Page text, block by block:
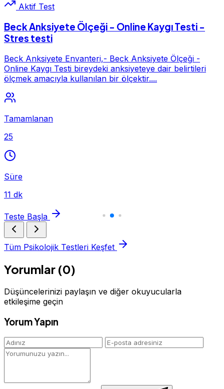
Aktif Test
Beck Anksiyete Ölçeği - Online Kaygı Testi -
Stres testi
Beck Anksiyete Envanteri,- Beck Anksiyete Ölçeği -
Online Kaygı Testi bireydeki anksiyeteye dair belirtileri
ölçmek amacıyla kullanılan bir ölçektir....
Tamamlanan
25
Süre
11 dk
Teste Başla
Tüm Psikolojik Testleri Keşfet
Yorumlar (0)
Düşüncelerinizi paylaşın ve diğer okuyucularla
etkileşime geçin
Yorum Yapın